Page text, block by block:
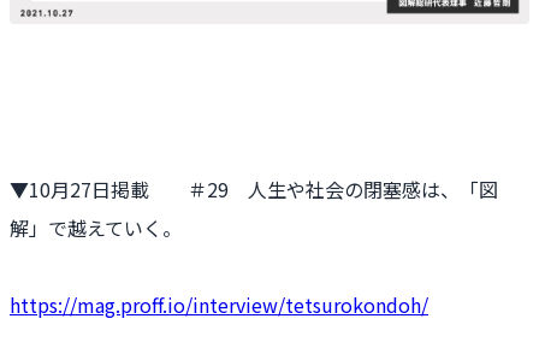
▼10月27日掲載 ＃29 人生や社会の閉塞感は、「図
解」で越えていく。
https://mag.proff.io/interview/tetsurokondoh/